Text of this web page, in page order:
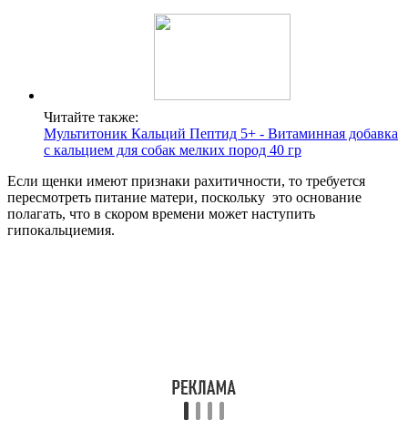
Читайте также:
Мультитоник Кальций Пептид 5+ - Витаминная добавка
с кальцием для собак мелких пород 40 гр
Если щенки имеют признаки рахитичности, то требуется
пересмотреть питание матери, поскольку это основание
полагать, что в скором времени может наступить
гипокальциемия.